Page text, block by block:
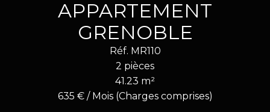
APPARTEMENT
GRENOBLE
Réf. MR110
2 pièces
41.23 m²
635 € / Mois (Charges comprises)